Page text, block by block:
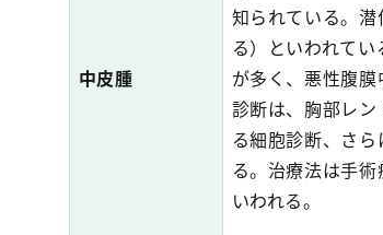
中皮腫
知られている。
る）といわれて
が多く、悪性腹
診断は、胸部レ
る細胞診断、さ
る。治療法は手
いわれる。